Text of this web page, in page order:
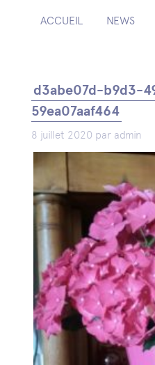
ACCUEIL NEWS
d3abe07d-b9d3-
59ea07aaf464
8 juillet 2020 par admin